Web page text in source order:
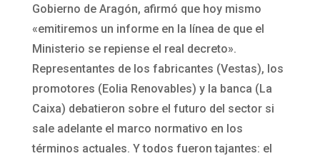
Gobierno de Aragón, afirmó que hoy mismo
«emitiremos un informe en la línea de que el
Ministerio se repiense el real decreto».
Representantes de los fabricantes (Vestas), los
promotores (Eolia Renovables) y la banca (La
Caixa) debatieron sobre el futuro del sector si
sale adelante el marco normativo en los
términos actuales. Y todos fueron tajantes: el